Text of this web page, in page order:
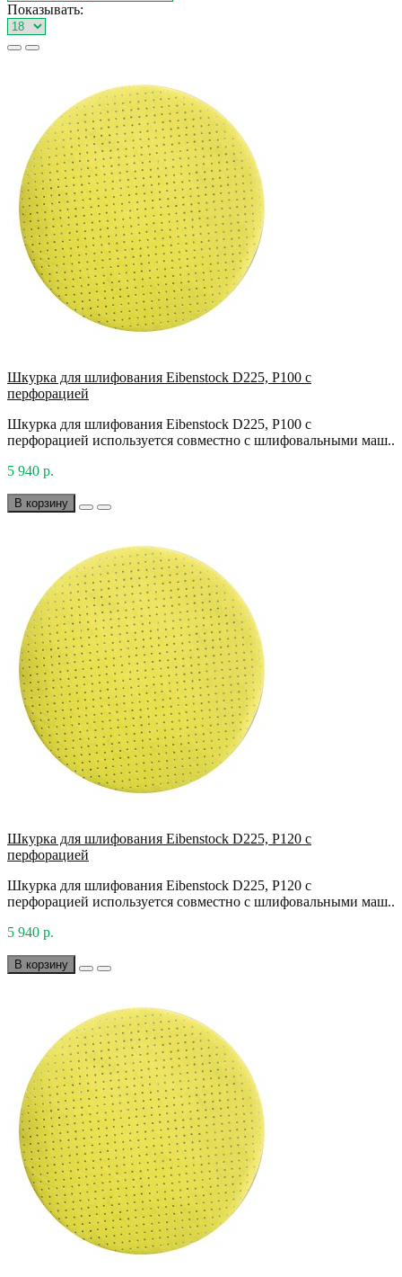
Показывать:
Шкурка для шлифования Eibenstock D225, P100 с
перфорацией
Шкурка для шлифования Eibenstock D225, P100 с
перфорацией используется совместно с шлифовальными маш..
5 940 р.
В корзину
Шкурка для шлифования Eibenstock D225, P120 с
перфорацией
Шкурка для шлифования Eibenstock D225, P120 с
перфорацией используется совместно с шлифовальными маш..
5 940 р.
В корзину